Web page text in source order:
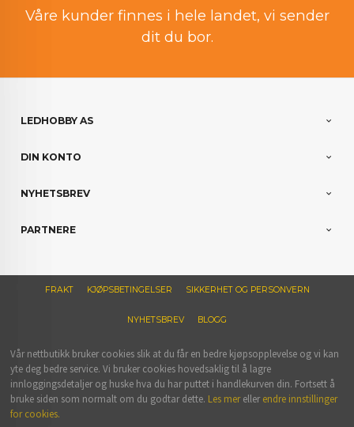
Våre kunder finnes i hele landet, vi sender
dit du bor.
LEDHOBBY AS
DIN KONTO
NYHETSBREV
PARTNERE
FRAKT KJØPSBETINGELSER SIKKERHET OG PERSONVERN
NYHETSBREV BLOGG
Vår nettbutikk bruker cookies slik at du får en bedre kjøpsopplevelse og vi kan
yte deg bedre service. Vi bruker cookies hovedsaklig til å lagre
innloggingsdetaljer og huske hva du har puttet i handlekurven din. Fortsett å
bruke siden som normalt om du godtar dette. Les merellerendre innstillinger
for cookies.